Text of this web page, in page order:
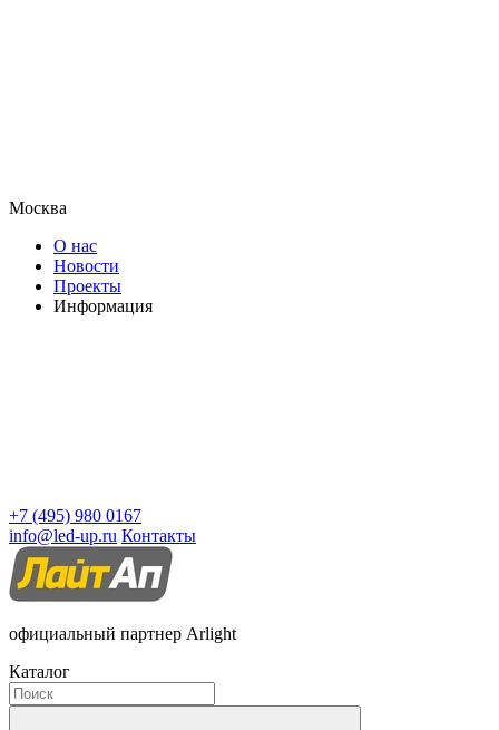
Москва
О нас
Новости
Проекты
Информация
+7 (495) 980 0167
info@led-up.ru Контакты
официальный партнер Arlight
Каталог